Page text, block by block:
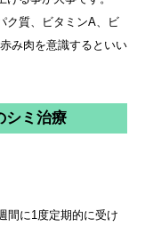
ク質、ビタミンA、ビ
み肉を意識するといい
シミ治療
間に1度定期的に受け